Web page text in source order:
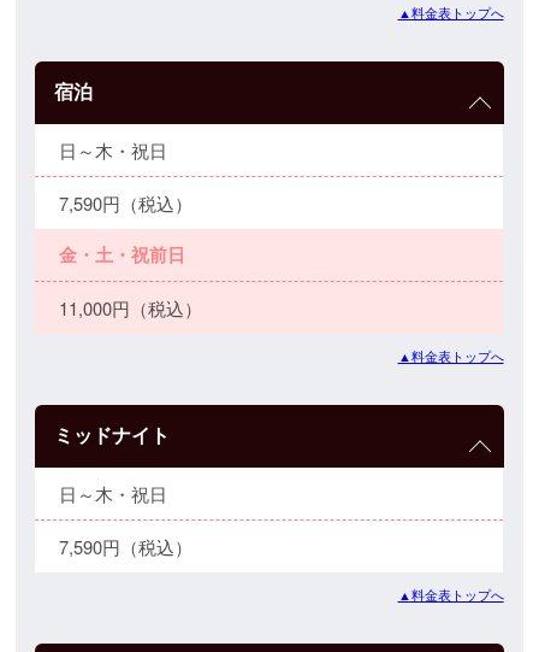
▲料金表トップへ
宿泊
日～木・祝日
7,590円（税込）
金・土・祝前日
11,000円（税込）
▲料金表トップへ
ミッドナイト
日～木・祝日
7,590円（税込）
▲料金表トップへ